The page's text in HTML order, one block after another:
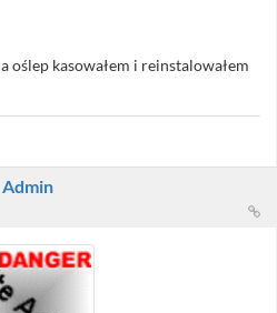
oślep kasowałem i reinstalowałem
Admin